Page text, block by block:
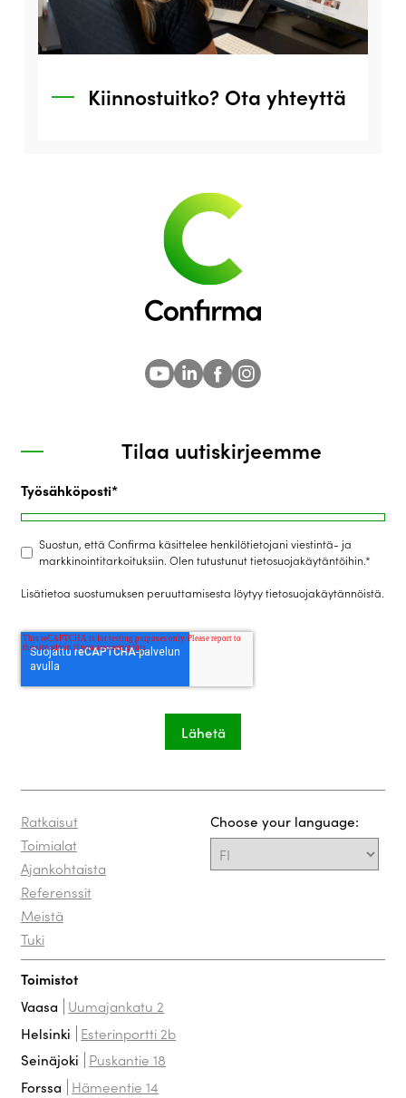
Kiinnostuitko? Ota yhteyttä
Tilaa uutiskirjeemme
Työsähköposti*
Suostun, että Confirma käsittelee henkilötietojani viestintä- ja
markkinointitarkoituksiin. Olen tutustunut tietosuojakäytäntöihin.*
Lisätietoa suostumuksen peruuttamisesta löytyytietosuojakäytännöistä.
Ratkaisut
Toimialat
Ajankohtaista
Referenssit
Meistä
Tuki
Toimistot
Vaasa Uumajankatu 2
Helsinki Esterinportti 2b
Seinäjoki Puskantie 18
Forssa Hämeentie 14
Choose your language: